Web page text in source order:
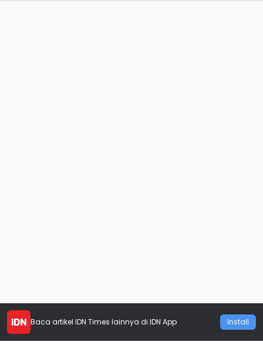
Baca artikel IDN Times lainnya di IDN App Install